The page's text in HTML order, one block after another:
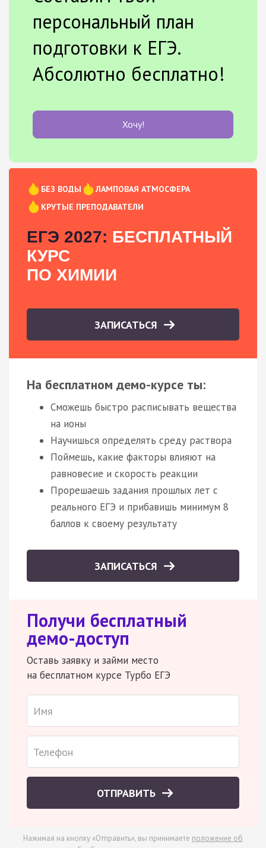
персональный план
подготовки к ЕГЭ.
Абсолютно бесплатно!
Хочу!
БЕЗ ВОДЫ
ЛАМПОВАЯ АТМОСФЕРА
КРУТЫЕ ПРЕПОДАВАТЕЛИ
ЕГЭ 2027: БЕСПЛАТНЫЙ
КУРС
ПО ХИМИИ
ЗАПИСАТЬСЯ
На бесплатном демо-курсе ты:
Сможешь быстро расписывать вещества
на ионы
Научишься определять среду раствора
Поймешь, какие факторы влияют на
равновесие и скорость реакции
Прорешаешь задания прошлых лет с
реального ЕГЭ и прибавишь минимум 8
баллов к своему результату
ЗАПИСАТЬСЯ
Получи бесплатный
демо-доступ
Оставь заявку и займи место
на бесплатном курсе Турбо ЕГЭ
ОТПРАВИТЬ
Нажимая на кнопку «Отправить», вы принимаете положение об